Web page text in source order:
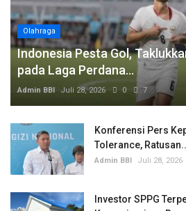
Olahraga
Indonesia Pesta Gol,
pada Laga Perdana...
Admin BBI Juli 28, 2026 0 7
Konferensi Pers
Tolerance,
Admin BBI Juli 28, 2026
Investor SPPG